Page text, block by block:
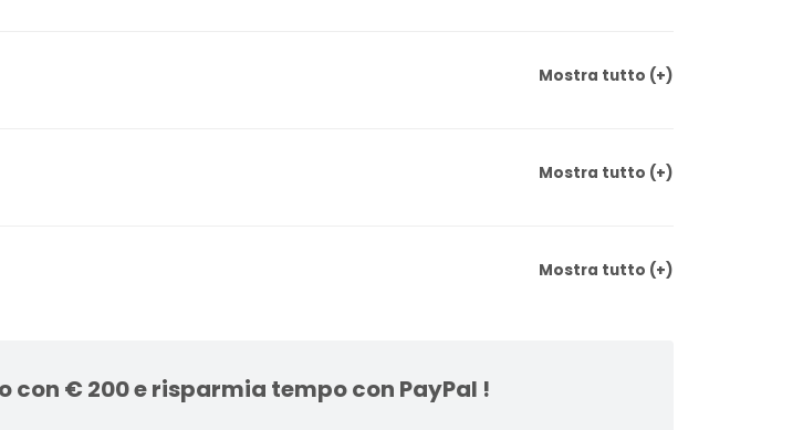
Mostra tutto (+)
Mostra tutto (+)
Mostra tutto (+)
con € 200 e risparmia tempo con PayPal !